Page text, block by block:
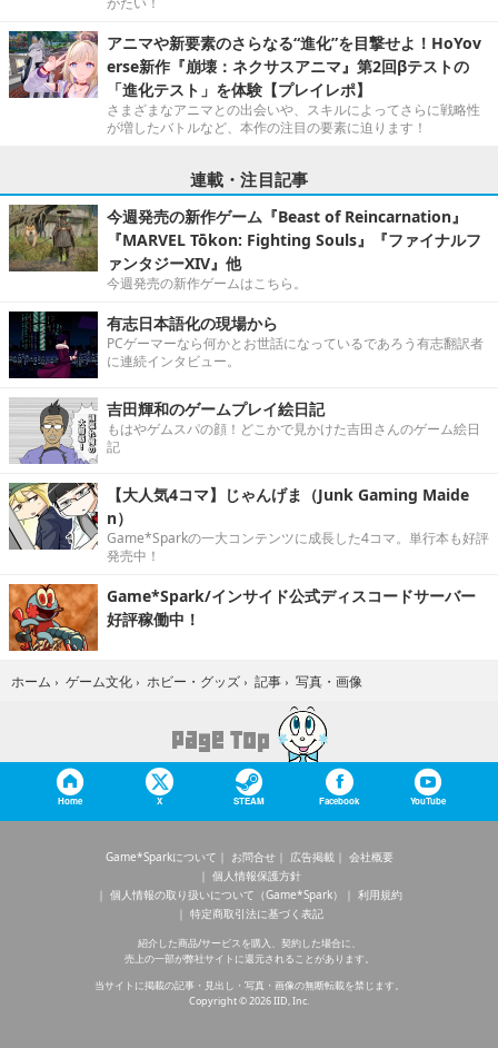
アニマや新要素のさらなる“進化”を目撃せよ！HoYov
erse新作『崩壊：ネクサスアニマ』第2回βテストの
「進化テスト」を体験【プレイレポ】
さまざまなアニマとの出会いや、スキルによってさらに戦略性
が増したバトルなど、本作の注目の要素に迫ります！
連載・注目記事
今週発売の新作ゲーム『Beast of Reincarnation』
『MARVEL Tōkon: Fighting Souls』『ファイナルフ
ァンタジーXIV』他
今週発売の新作ゲームはこちら。
有志日本語化の現場から
PCゲーマーなら何かとお世話になっているであろう有志翻訳者
に連続インタビュー。
吉田輝和のゲームプレイ絵日記
もはやゲムスパの顔！どこかで見かけた吉田さんのゲーム絵日
記
【大人気4コマ】じゃんげま（Junk Gaming Maide
n）
Game*Sparkの一大コンテンツに成長した4コマ。単行本も好評
発売中！
Game*Spark/インサイド公式ディスコードサーバー
好評稼働中！
ホーム › ゲーム文化 › ホビー・グッズ › 記事 › 写真・画像
Home X STEAM Facebook YouTube
Game*Sparkについて お問合せ 広告掲載
会社概要
個人情報保護方針
個人情報の取り扱いについて（Game*Spark）
利用規約
特定商取引法に基づく表記
紹介した商品/サービスを購入、契約した場合に、
売上の一部が弊社サイトに還元されることがあります。
当サイトに掲載の記事・見出し・写真・画像の無断転載を禁じます。
Copyright © 2026 IID, Inc.